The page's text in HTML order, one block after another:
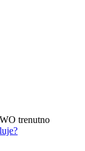
trenutno